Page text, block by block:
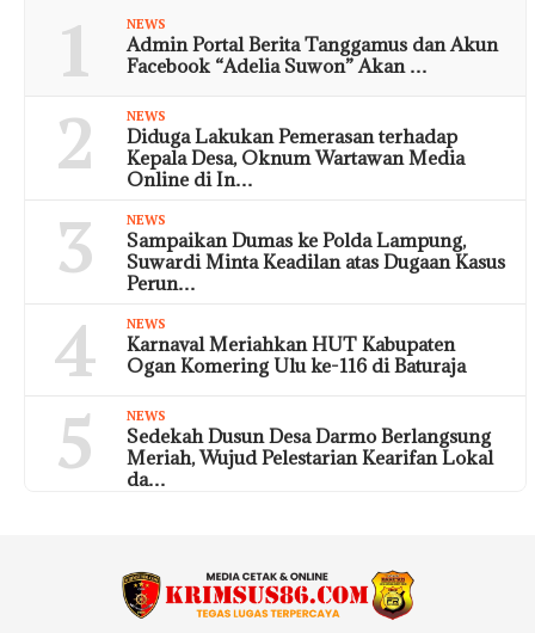
1 NEWS
Admin Portal Berita Tanggamus dan Akun
Facebook “Adelia Suwon” Akan …
2 NEWS
Diduga Lakukan Pemerasan terhadap
Kepala Desa, Oknum Wartawan Media
Online di In…
3 NEWS
Sampaikan Dumas ke Polda Lampung,
Suwardi Minta Keadilan atas Dugaan Kasus
Perun…
4 NEWS
Karnaval Meriahkan HUT Kabupaten
Ogan Komering Ulu ke-116 di Baturaja
5 NEWS
Sedekah Dusun Desa Darmo Berlangsung
Meriah, Wujud Pelestarian Kearifan Lokal
da…